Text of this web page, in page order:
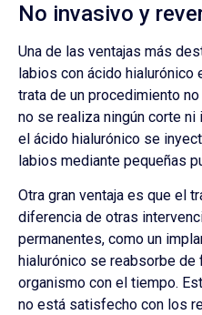
No invasivo y
Una de las ventajas más
labios con ácido hialurónico
trata de un procedimiento
no se realiza ningún corte ni
el ácido hialurónico se
labios mediante pequeñas
Otra gran ventaja es que el
diferencia de otras
permanentes, como un
hialurónico se reabsorbe de
organismo con el tiempo.
no está satisfecho con los